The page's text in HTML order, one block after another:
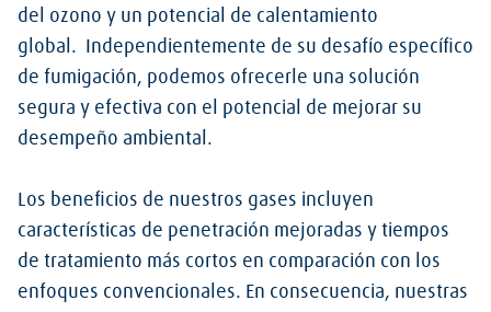
del ozono y un potencial de calentamiento
global. Independientemente de su desafío específico
de fumigación, podemos ofrecerle una solución
segura y efectiva con el potencial de mejorar su
desempeño ambiental.
Los beneficios de nuestros gases incluyen
características de penetración mejoradas y tiempos
de tratamiento más cortos en comparación con los
enfoques convencionales. En consecuencia, nuestras